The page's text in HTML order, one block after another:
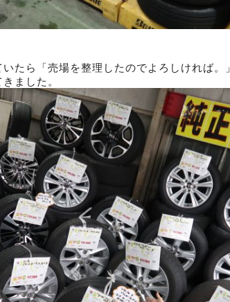
たら「売場を整理したのでよろしければ。」
ました。